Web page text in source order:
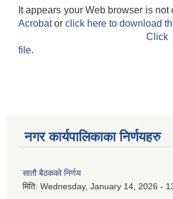
It appears your Web browser is
Acrobator click here to download
file.
नगर कार्यपालिकाका निर्णयहरु
सातौ बैठकको निर्णय
मिति: Wednesday, January 14, 2026 -